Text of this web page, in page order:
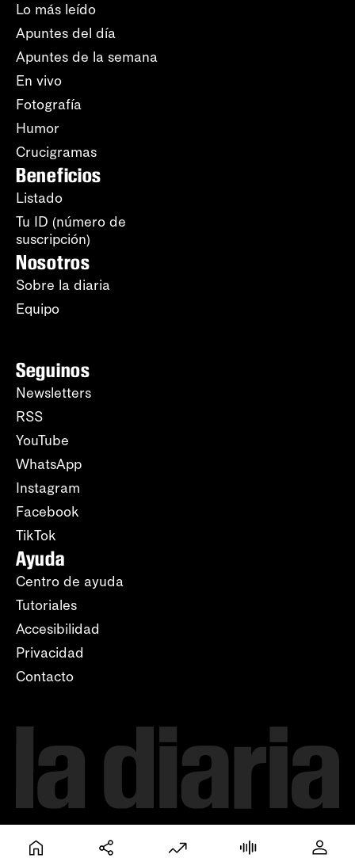
Lo más leído
Apuntes del día
Apuntes de la semana
En vivo
Fotografía
Humor
Crucigramas
Beneficios
Listado
Tu ID (número de
suscripción)
Nosotros
Sobre la diaria
Equipo
Seguinos
Newsletters
RSS
YouTube
WhatsApp
Instagram
Facebook
TikTok
Ayuda
Centro de ayuda
Tutoriales
Accesibilidad
Privacidad
Contacto